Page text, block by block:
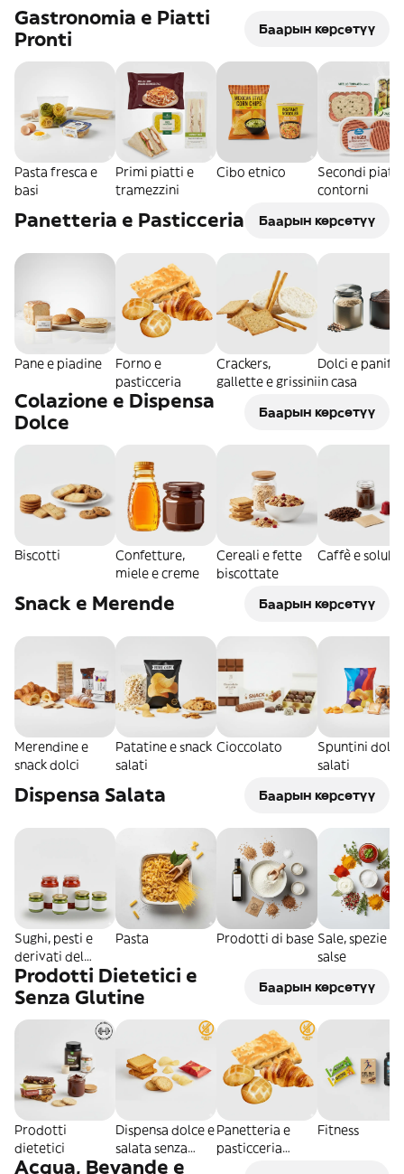
Gastronomia e Piatti
Pronti
Баарын көрсөтүү
Pasta fresca e
basi
Primi piatti e
tramezzini
Cibo etnico
Secondi piatti
contorni
Panetteria e Pasticceria Баарын көрсөтүү
Pane e piadine
Forno e
pasticceria
Crackers,
gallette e grissini
Dolci e
in casa
Colazione e Dispensa
Dolce
Баарын көрсөтүү
Biscotti
Confetture,
miele e creme
Cereali e fette
biscottate
Caffè e
Snack e Merende Баарын көрсөтүү
Merendine e
snack dolci
Patatine e snack
salati
Cioccolato
Spuntini dolci
salati
Dispensa Salata Баарын көрсөтүү
Sughi, pesti e
derivati del
pomodoro
Pasta Prodotti di base Sale, spezie e
salse
Prodotti Dietetici e
Senza Glutine
Баарын көрсөтүү
Prodotti
dietetici
Dispensa dolce e
salata senza
glutine
Panetteria e
pasticceria
Fitness
Acqua, Bevande e